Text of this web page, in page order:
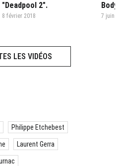
"Deadpool 2".
8 février 2018 7 juin
LES VIDÉOS
Philippe Etchebest
Laurent Gerra